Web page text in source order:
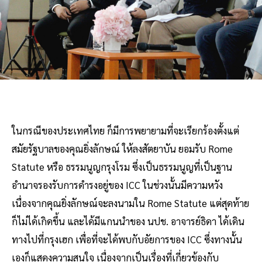
ในกรณีของประเทศไทย ก็มีการพยายามที่จะเรียกร้องตั้งแต่
สมัยรัฐบาลของคุณยิ่งลักษณ์ ให้ลงสัตยาบัน ยอมรับ Rome
Statute หรือ ธรรมนูญกรุงโรม ซึ่งเป็นธรรมนูญที่เป็นฐาน
อำนาจรองรับการดำรงอยู่ของ ICC ในช่วงนั้นมีความหวัง
เนื่องจากคุณยิ่งลักษณ์จะลงนามใน Rome Statute แต่สุดท้าย
ก็ไม่ได้เกิดขึ้น และได้มีแกนนำของ นปช. อาจารย์ธิดา ได้เดิน
ทางไปที่กรุงเฮก เพื่อที่จะได้พบกับอัยการของ ICC ซึ่งทางนั้น
เองก็แสดงความสนใจ เนื่องจากเป็นเรื่องที่เกี่ยวข้องกับ